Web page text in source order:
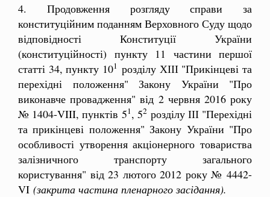
4. Продовження розгляду справи за
конституційним поданням Верховного Суду щодо
відповідності Конституції України
(конституційності) пункту 11 частини першої
статті 34, пункту 101 розділу ХІІІ "Прикінцеві та
перехідні положення" Закону України "Про
виконавче провадження" від 2 червня 2016 року
№ 1404-VIII, пунктів 51, 52розділу ІІІ "Перехідні
та прикінцеві положення" Закону України "Про
особливості утворення акціонерного товариства
залізничного транспорту загального
користування" від 23 лютого 2012 року № 4442-
VI (закрита частина пленарного засідання).